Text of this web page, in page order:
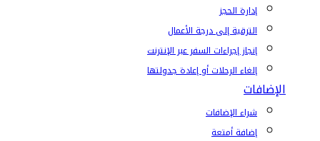
إدارة الحجز
الترقية إلى درجة الأعمال
إنجاز إجراءات السفر عبر الإنترنت
إلغاء الرحلات أو إعادة جدولتها
الإضافات
شراء الإضافات
إضافة أمتعة